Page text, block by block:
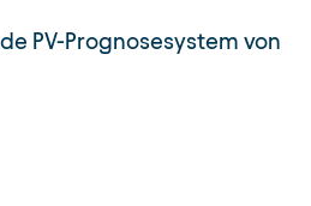
PV-Prognosesystem von